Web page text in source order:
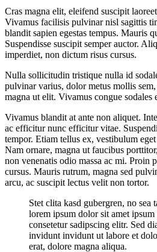
Cras magna elit, eleifend suscipit
Vivamus facilisis pulvinar nisl sagittis
blandit sapien egestas tempus. Mauris
Suspendisse suscipit semper auctor.
imperdiet, non dictum risus cursus.
Nulla sollicitudin tristique nulla id
pulvinar varius, dolor metus mollis
magna ut elit. Vivamus congue sodales
Vivamus blandit at ante non aliquet.
ac efficitur nunc efficitur vitae.
tempor. Etiam tellus ex, vestibulum
Nam ornare, magna ut faucibus
non venenatis odio massa ac mi. Proin
cursus. Mauris rutrum, magna sed
arcu, ac suscipit lectus velit non tortor.
Stet clita kasd gubergren, no sea
lorem ipsum dolor sit amet ipsum
consetetur sadipscing elitr. Sed
invidunt invidunt ut labore et
erat, dolore magna aliqua.